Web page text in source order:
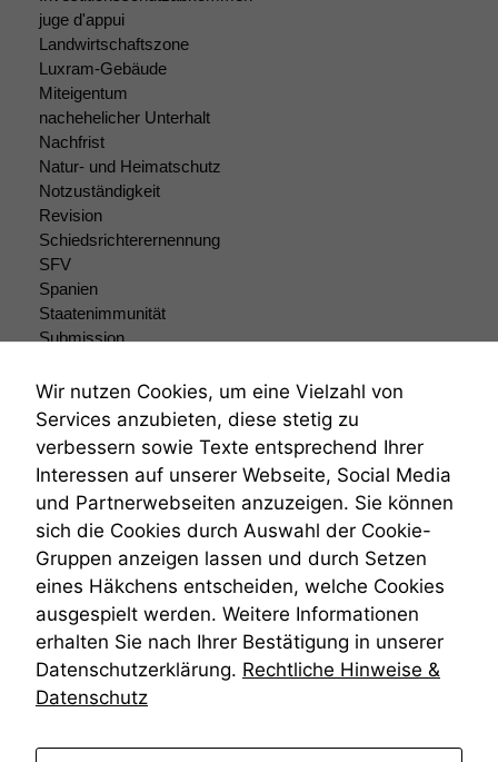
juge d'appui
Landwirtschaftszone
Luxram-Gebäude
Miteigentum
nachehelicher Unterhalt
Nachfrist
Natur- und Heimatschutz
Notzuständigkeit
Revision
Schiedsrichterernennung
SFV
Spanien
Staatenimmunität
Submission
Teilungsklage
Venezuela
VRK
Wiederherstellungsanordnung
Zivilprozessordnung
ZPO
Zustellfiktion
Zuständigkeit
Öffentliches Personalrecht
Öffentlichkeitsprinzip
Wir nutzen Cookies, um eine Vielzahl von
Services anzubieten, diese stetig zu
verbessern sowie Texte entsprechend Ihrer
Interessen auf unserer Webseite, Social Media
und Partnerwebseiten anzuzeigen. Sie können
sich die Cookies durch Auswahl der Cookie-
Gruppen anzeigen lassen und durch Setzen
eines Häkchens entscheiden, welche Cookies
ausgespielt werden. Weitere Informationen
erhalten Sie nach Ihrer Bestätigung in unserer
Datenschutzerklärung. Rechtliche Hinweise &
Datenschutz